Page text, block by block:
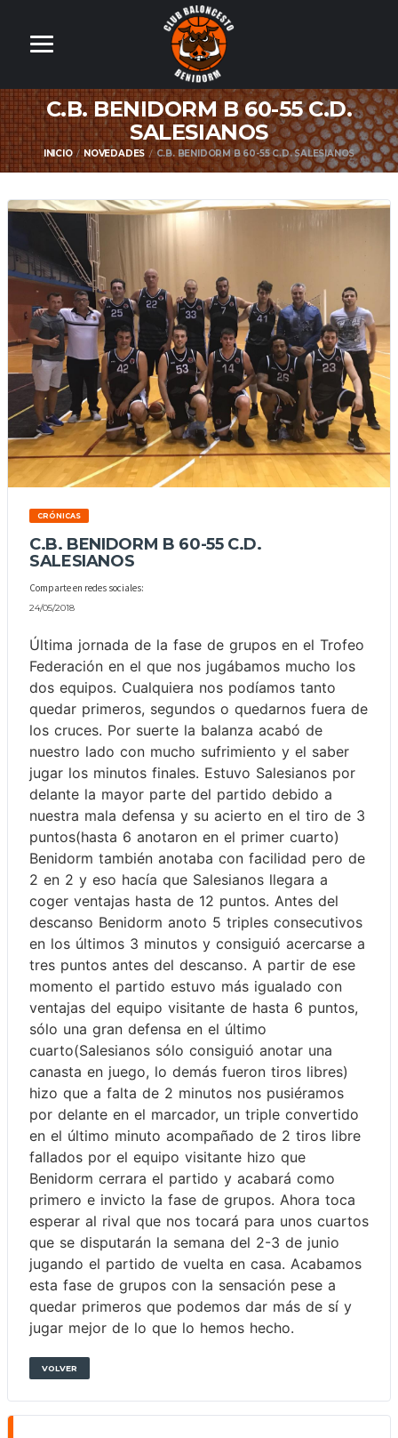
C.B. BENIDORM B 60-55 C.D.
SALESIANOS
INICIO NOVEDADES C.B. BENIDORM B 60-55 C.D. SALESIANOS
CRÓNICAS
C.B. BENIDORM B 60-55 C.D.
SALESIANOS
Comparte en redes sociales:
24/05/2018
Última jornada de la fase de grupos en el Trofeo
Federación en el que nos jugábamos mucho los
dos equipos. Cualquiera nos podíamos tanto
quedar primeros, segundos o quedarnos fuera de
los cruces. Por suerte la balanza acabó de
nuestro lado con mucho sufrimiento y el saber
jugar los minutos finales. Estuvo Salesianos por
delante la mayor parte del partido debido a
nuestra mala defensa y su acierto en el tiro de 3
puntos(hasta 6 anotaron en el primer cuarto)
Benidorm también anotaba con facilidad pero de
2 en 2 y eso hacía que Salesianos llegara a
coger ventajas hasta de 12 puntos. Antes del
descanso Benidorm anoto 5 triples consecutivos
en los últimos 3 minutos y consiguió acercarse a
tres puntos antes del descanso. A partir de ese
momento el partido estuvo más igualado con
ventajas del equipo visitante de hasta 6 puntos,
sólo una gran defensa en el último
cuarto(Salesianos sólo consiguió anotar una
canasta en juego, lo demás fueron tiros libres)
hizo que a falta de 2 minutos nos pusiéramos
por delante en el marcador, un triple convertido
en el último minuto acompañado de 2 tiros libre
fallados por el equipo visitante hizo que
Benidorm cerrara el partido y acabará como
primero e invicto la fase de grupos. Ahora toca
esperar al rival que nos tocará para unos cuartos
que se disputarán la semana del 2-3 de junio
jugando el partido de vuelta en casa. Acabamos
esta fase de grupos con la sensación pese a
quedar primeros que podemos dar más de sí y
jugar mejor de lo que lo hemos hecho.
VOLVER